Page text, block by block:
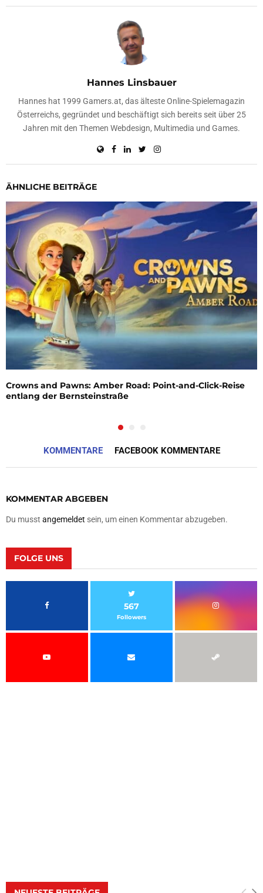
Hannes Linsbauer
Hannes hat 1999 Gamers.at, das älteste Online-Spielemagazin
Österreichs, gegründet und beschäftigt sich bereits seit über 25
Jahren mit den Themen Webdesign, Multimedia und Games.
ÄHNLICHE BEITRÄGE
Crowns and Pawns: Amber Road: Point-and-Click-Reise
entlang der Bernsteinstraße
KOMMENTARE FACEBOOK KOMMENTARE
KOMMENTAR ABGEBEN
Du musst angemeldet sein, um einen Kommentar abzugeben.
FOLGE UNS
567
Followers